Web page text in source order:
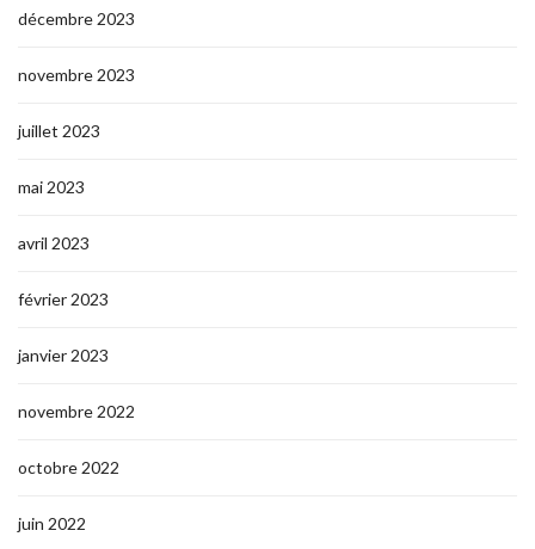
décembre 2023
novembre 2023
juillet 2023
mai 2023
avril 2023
février 2023
janvier 2023
novembre 2022
octobre 2022
juin 2022